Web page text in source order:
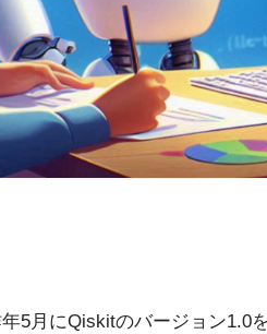
5月にQiskitのバージョン1.0